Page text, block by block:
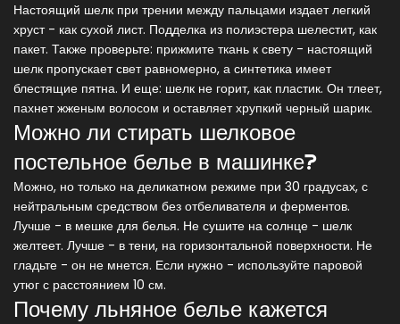
Настоящий шелк при трении между пальцами издает легкий
хруст - как сухой лист. Подделка из полиэстера шелестит, как
пакет. Также проверьте: прижмите ткань к свету - настоящий
шелк пропускает свет равномерно, а синтетика имеет
блестящие пятна. И еще: шелк не горит, как пластик. Он тлеет,
пахнет жженым волосом и оставляет хрупкий черный шарик.
Можно ли стирать шелковое
постельное белье в машинке?
Можно, но только на деликатном режиме при 30 градусах, с
нейтральным средством без отбеливателя и ферментов.
Лучше - в мешке для белья. Не сушите на солнце - шелк
желтеет. Лучше - в тени, на горизонтальной поверхности. Не
гладьте - он не мнется. Если нужно - используйте паровой
утюг с расстоянием 10 см.
Почему льняное белье кажется